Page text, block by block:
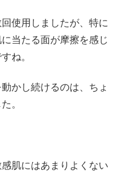
使用しましたが、特に
当たる面が摩擦を感じ
ね。
かし続けるのは、ちょ
。
肌にはあまりよくない